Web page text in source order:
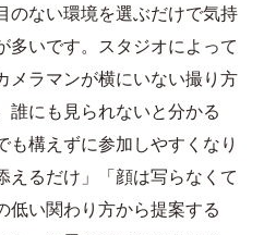
のない環境を選ぶだけで気持
多いです。スタジオによって
メラマンが横にいない撮り方
誰にも見られないと分かる
も構えずに参加しやすくなり
えるだけ」「顔は写らなくて
低い関わり方から提案する